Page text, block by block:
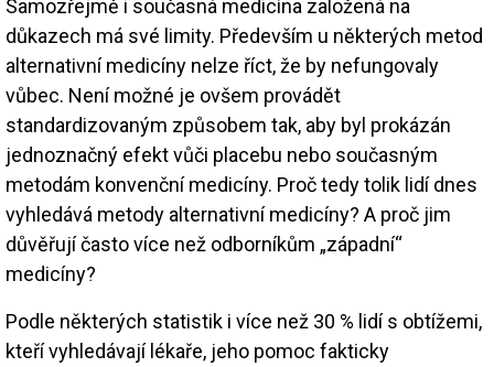
Samozřejmě i současná medicína založená na
důkazech má své limity. Především u některých metod
alternativní medicíny nelze říct, že by nefungovaly
vůbec. Není možné je ovšem provádět
standardizovaným způsobem tak, aby byl prokázán
jednoznačný efekt vůči placebu nebo současným
metodám konvenční medicíny. Proč tedy tolik lidí dnes
vyhledává metody alternativní medicíny? A proč jim
důvěřují často více než odborníkům „západní“
medicíny?
Podle některých statistik i více než 30 % lidí s obtížemi,
kteří vyhledávají lékaře, jeho pomoc fakticky